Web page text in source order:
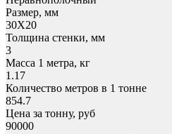
Размер, мм
30X20
Толщина стенки, мм
3
Масса 1 метра, кг
1.17
Количество метров в 1 тонне
854.7
Цена за тонну, руб
90000